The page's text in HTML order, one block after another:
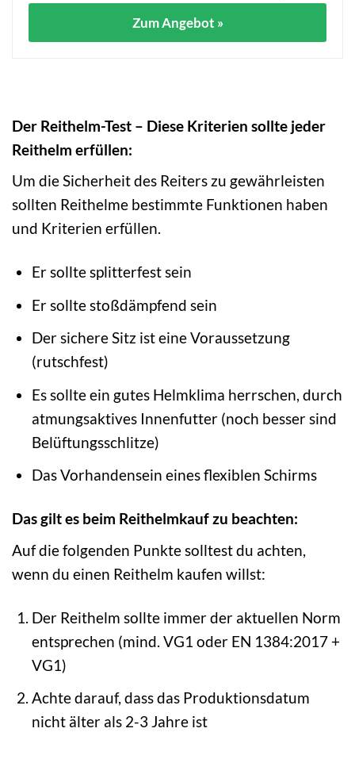
Zum Angebot »
Der Reithelm-Test – Diese Kriterien sollte jeder
Reithelm erfüllen:
Um die Sicherheit des Reiters zu gewährleisten
sollten Reithelme bestimmte Funktionen haben
und Kriterien erfüllen.
Er sollte splitterfest sein
Er sollte stoßdämpfend sein
Der sichere Sitz ist eine Voraussetzung
(rutschfest)
Es sollte ein gutes Helmklima herrschen, durch
atmungsaktives Innenfutter (noch besser sind
Belüftungsschlitze)
Das Vorhandensein eines flexiblen Schirms
Das gilt es beim Reithelmkauf zu beachten:
Auf die folgenden Punkte solltest du achten,
wenn du einen Reithelm kaufen willst:
Der Reithelm sollte immer der aktuellen Norm
entsprechen (mind. VG1 oder EN 1384:2017 +
VG1)
Achte darauf, dass das Produktionsdatum
nicht älter als 2-3 Jahre ist